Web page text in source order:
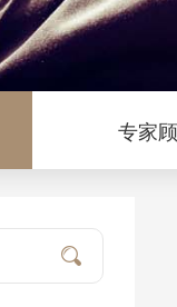
专家